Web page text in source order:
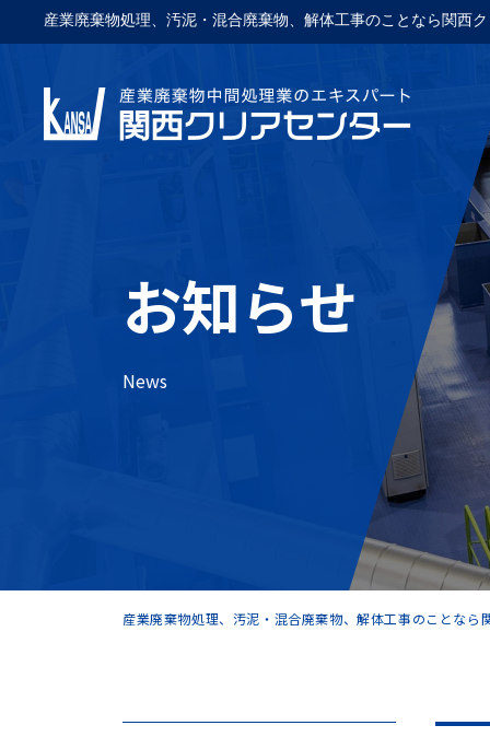
産業廃棄物処理、汚泥・混合廃棄物、解体工事のことなら関西
お知らせ
News
産業廃棄物処理、汚泥・混合廃棄物、解体工事のことなら